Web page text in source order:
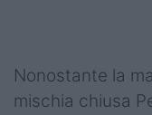
Nonostante la
mischia chiusa